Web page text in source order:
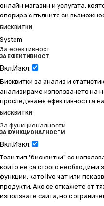
онлайн магазин и услугата,
оперира с пълните си
БИСКВИТКИ
System
За ефективност
ЗА ЕФЕКТИВНОСТ
Вкл.Изкл.
Бисквитки за анализ и
анализираме използването на
проследяваме ефективността
БИСКВИТКИ
За функционалности
ЗА ФУНКЦИОНАЛНОСТИ
Вкл.Изкл.
Този тип "бисквитки" се
които не са строго необходими
функции, като live чат или
продукти. Ако се откажете от
използвате сайта, но с